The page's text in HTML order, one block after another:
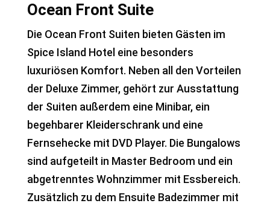
Ocean Front Suite
Die Ocean Front Suiten bieten Gästen im
Spice Island Hotel eine besonders
luxuriösen Komfort. Neben all den Vorteilen
der Deluxe Zimmer, gehört zur Ausstattung
der Suiten außerdem eine Minibar, ein
begehbarer Kleiderschrank und eine
Fernsehecke mit DVD Player. Die Bungalows
sind aufgeteilt in Master Bedroom und ein
abgetrenntes Wohnzimmer mit Essbereich.
Zusätzlich zu dem Ensuite Badezimmer mit